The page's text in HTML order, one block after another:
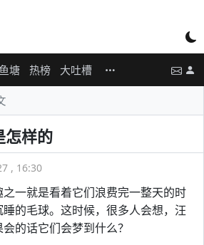
鱼塘 热榜 大吐槽
怎样的
, 16:30
一就是看着它们浪费完一整天的时
的毛球。这时候，很多人会想，汪
的话它们会梦到什么？